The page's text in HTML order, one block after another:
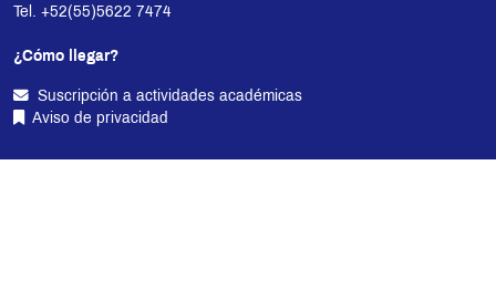
Tel. +52(55)5622 7474
¿Cómo llegar?
Suscripción a actividades académicas
Aviso de privacidad